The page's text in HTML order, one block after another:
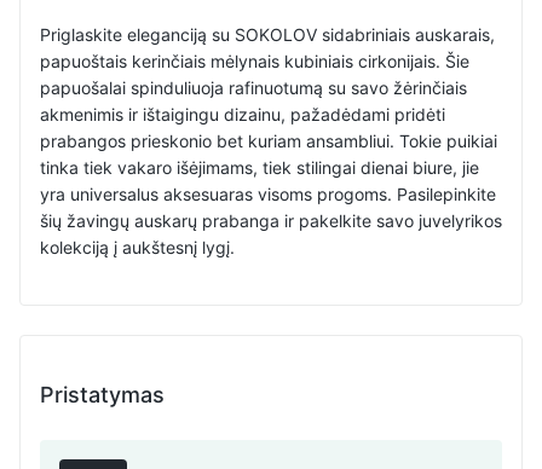
Priglaskite eleganciją su SOKOLOV sidabriniais auskarais,
papuoštais kerinčiais mėlynais kubiniais cirkonijais. Šie
papuošalai spinduliuoja rafinuotumą su savo žėrinčiais
akmenimis ir ištaigingu dizainu, pažadėdami pridėti
prabangos prieskonio bet kuriam ansambliui. Tokie puikiai
tinka tiek vakaro išėjimams, tiek stilingai dienai biure, jie
yra universalus aksesuaras visoms progoms. Pasilepinkite
šių žavingų auskarų prabanga ir pakelkite savo juvelyrikos
kolekciją į aukštesnį lygį.
Pristatymas